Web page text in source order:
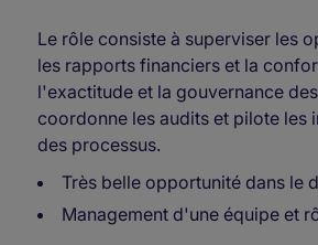
Le rôle consiste à superviser les
les rapports financiers et la
l'exactitude et la gouvernance
coordonne les audits et pilote
des processus.
Très belle opportunité dans le
Management d'une équipe et